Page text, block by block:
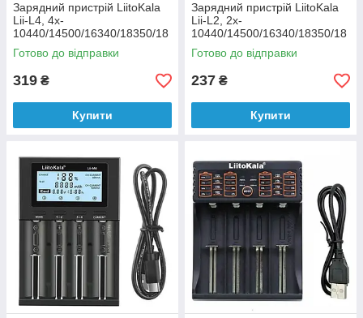
Зарядний пристрій LiitoKala
Lii-L4, 4x-
10440/14500/16340/18350/18
650/22650, 5V
Готово до відправки
319 ₴
Купити
Зарядний пристрій LiitoKala
Lii-L2, 2x-
10440/14500/16340/18350/18
650/22650, 5V
Готово до відправки
237 ₴
Купити